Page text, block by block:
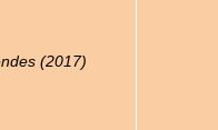
(2017)